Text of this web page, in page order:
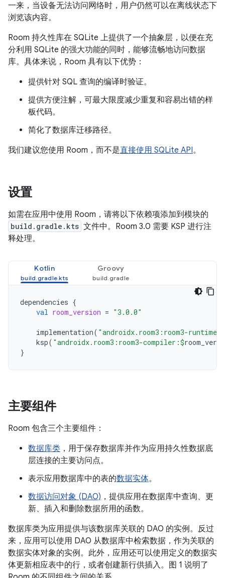
一来，当设备无法访问网络时，用户仍然可以在离线状态下
浏览该内容。
Room 持久性库在 SQLite 上提供了一个抽象层，以便在充
分利用 SQLite 的强大功能的同时，能够流畅地访问数据
库。具体来说，Room 具有以下优势：
提供针对 SQL 查询的编译时验证。
提供方便注解，可最大限度减少重复和容易出错的样
板代码。
简化了数据库迁移路径。
我们建议您使用 Room，而不是直接使用 SQLite API。
设置
如需在应用中使用 Room，请将以下依赖项添加到模块的
build.gradle.kts 文件中。Room 3.0 需要 KSP 进行注
释处理。
Kotlin Groovy
dependencies {
val room_version = "3.0.0"
implementation( "androidx.room3:room3-runtime:
ksp( "androidx.room3:room3-compiler:$
}
主要组件
Room 包含三个主要组件：
数据库类 ，用于保存数据库并作为应用持久性数据底
层连接的主要访问点。
表示应用数据库中的表的数据实体。
数据访问对象 (DAO) ，提供应用在数据库中查询、更
新、插入和删除数据所用的函数。
数据库类为应用提供与该数据库关联的 DAO 的实例。反过
来，应用可以使用 DAO 从数据库中检索数据，作为关联的
数据实体对象的实例。此外，应用还可以使用定义的数据实
体更新相应表中的行，或者创建新行供插入。图 1 说明了